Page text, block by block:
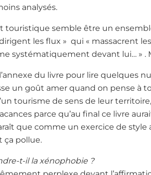
analysés.
touristique semble être un
les flux » qui « massacrent
systématiquement devant lui… » .
du livre pour lire quelques
un goût amer quand on pense à
tourisme de sens de leur
parce qu’au final ce livre
que comme un exercice de style
ça pollue.
t-il la xénophobie ?